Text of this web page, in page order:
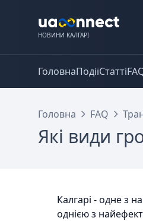
НОВИНИ КАЛГАРІ
ГоловнаПодіїСтатті
Головна FAQ
Які види
Калгарі - одне з
однією з